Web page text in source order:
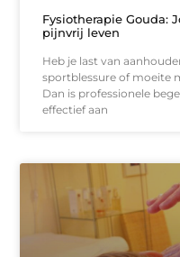
Fysiotherapie Gouda:
pijnvrij leven
Heb je last van
sportblessure of moeite
Dan is professionele
effectief aan